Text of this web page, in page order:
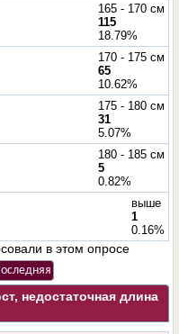
165 - 170 см
115
18.79%
170 - 175 см
65
10.62%
175 - 180 см
31
5.07%
180 - 185 см
5
0.82%
выше
1
0.16%
в этом опросе
недостаточная длина